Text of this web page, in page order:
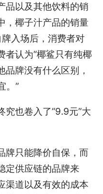
品以及其他饮料的销
，椰子汁产品的销量
入场后，消费者对
者认为“椰鲨只有纯椰
牌没有什么区别，
。”
究也卷入了“9.9元”大
牌只能降价自保，而
定供应链的品牌来
渠道以及有效的成本